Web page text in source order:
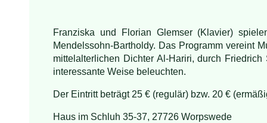
Franziska und Florian Glemser (Klavier)
Mendelssohn-Bartholdy. Das Programm vereint
mittelalterlichen Dichter Al-Hariri, durch
interessante Weise beleuchten.
Der Eintritt beträgt 25 € (regulär) bzw. 20 €
Haus im Schluh 35-37, 27726 Worpswede